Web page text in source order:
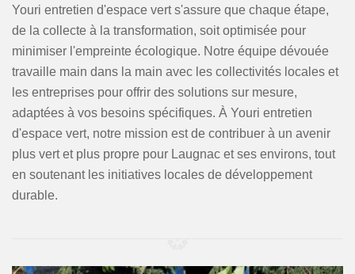
Youri entretien d'espace vert s'assure que chaque étape,
de la collecte à la transformation, soit optimisée pour
minimiser l'empreinte écologique. Notre équipe dévouée
travaille main dans la main avec les collectivités locales et
les entreprises pour offrir des solutions sur mesure,
adaptées à vos besoins spécifiques. À Youri entretien
d'espace vert, notre mission est de contribuer à un avenir
plus vert et plus propre pour Laugnac et ses environs, tout
en soutenant les initiatives locales de développement
durable.